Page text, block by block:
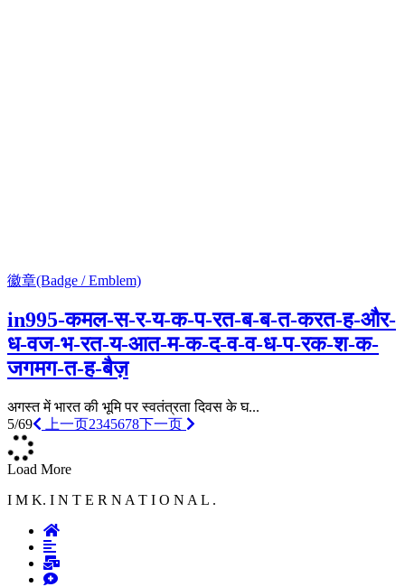
徽章(Badge / Emblem)
in995-कमल-स-र-य-क-प-रत-ब-ब-त-करत-ह-और-
ध-वज-भ-रत-य-आत-म-क-द-व-व-ध-प-रक-श-क-
जगमग-त-ह-बैज़
अगस्त में भारत की भूमि पर स्वतंत्रता दिवस के घ...
5/69
上一页2345678下一页
Load More
I M K. I N T E R N A T I O N A L .